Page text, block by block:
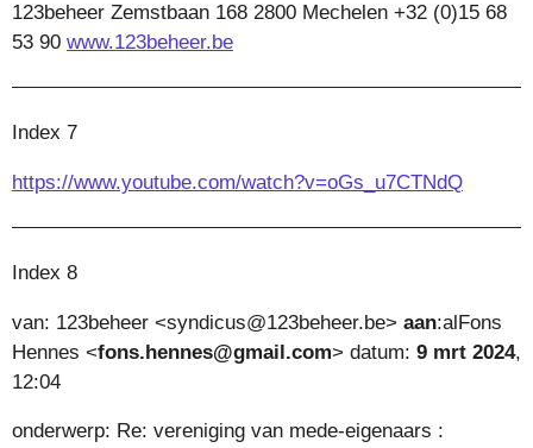
123beheer Zemstbaan 168 2800 Mechelen +32 (0)15 68
53 90 www.123beheer.be
Index 7
https://www.youtube.com/watch?v=oGs_u7CTNdQ
Index 8
van: 123beheer <syndicus@123beheer.be> aan:alFons
Hennes <fons.hennes@gmail.com> datum: 9 mrt 2024,
12:04
onderwerp: Re: vereniging van mede-eigenaars :